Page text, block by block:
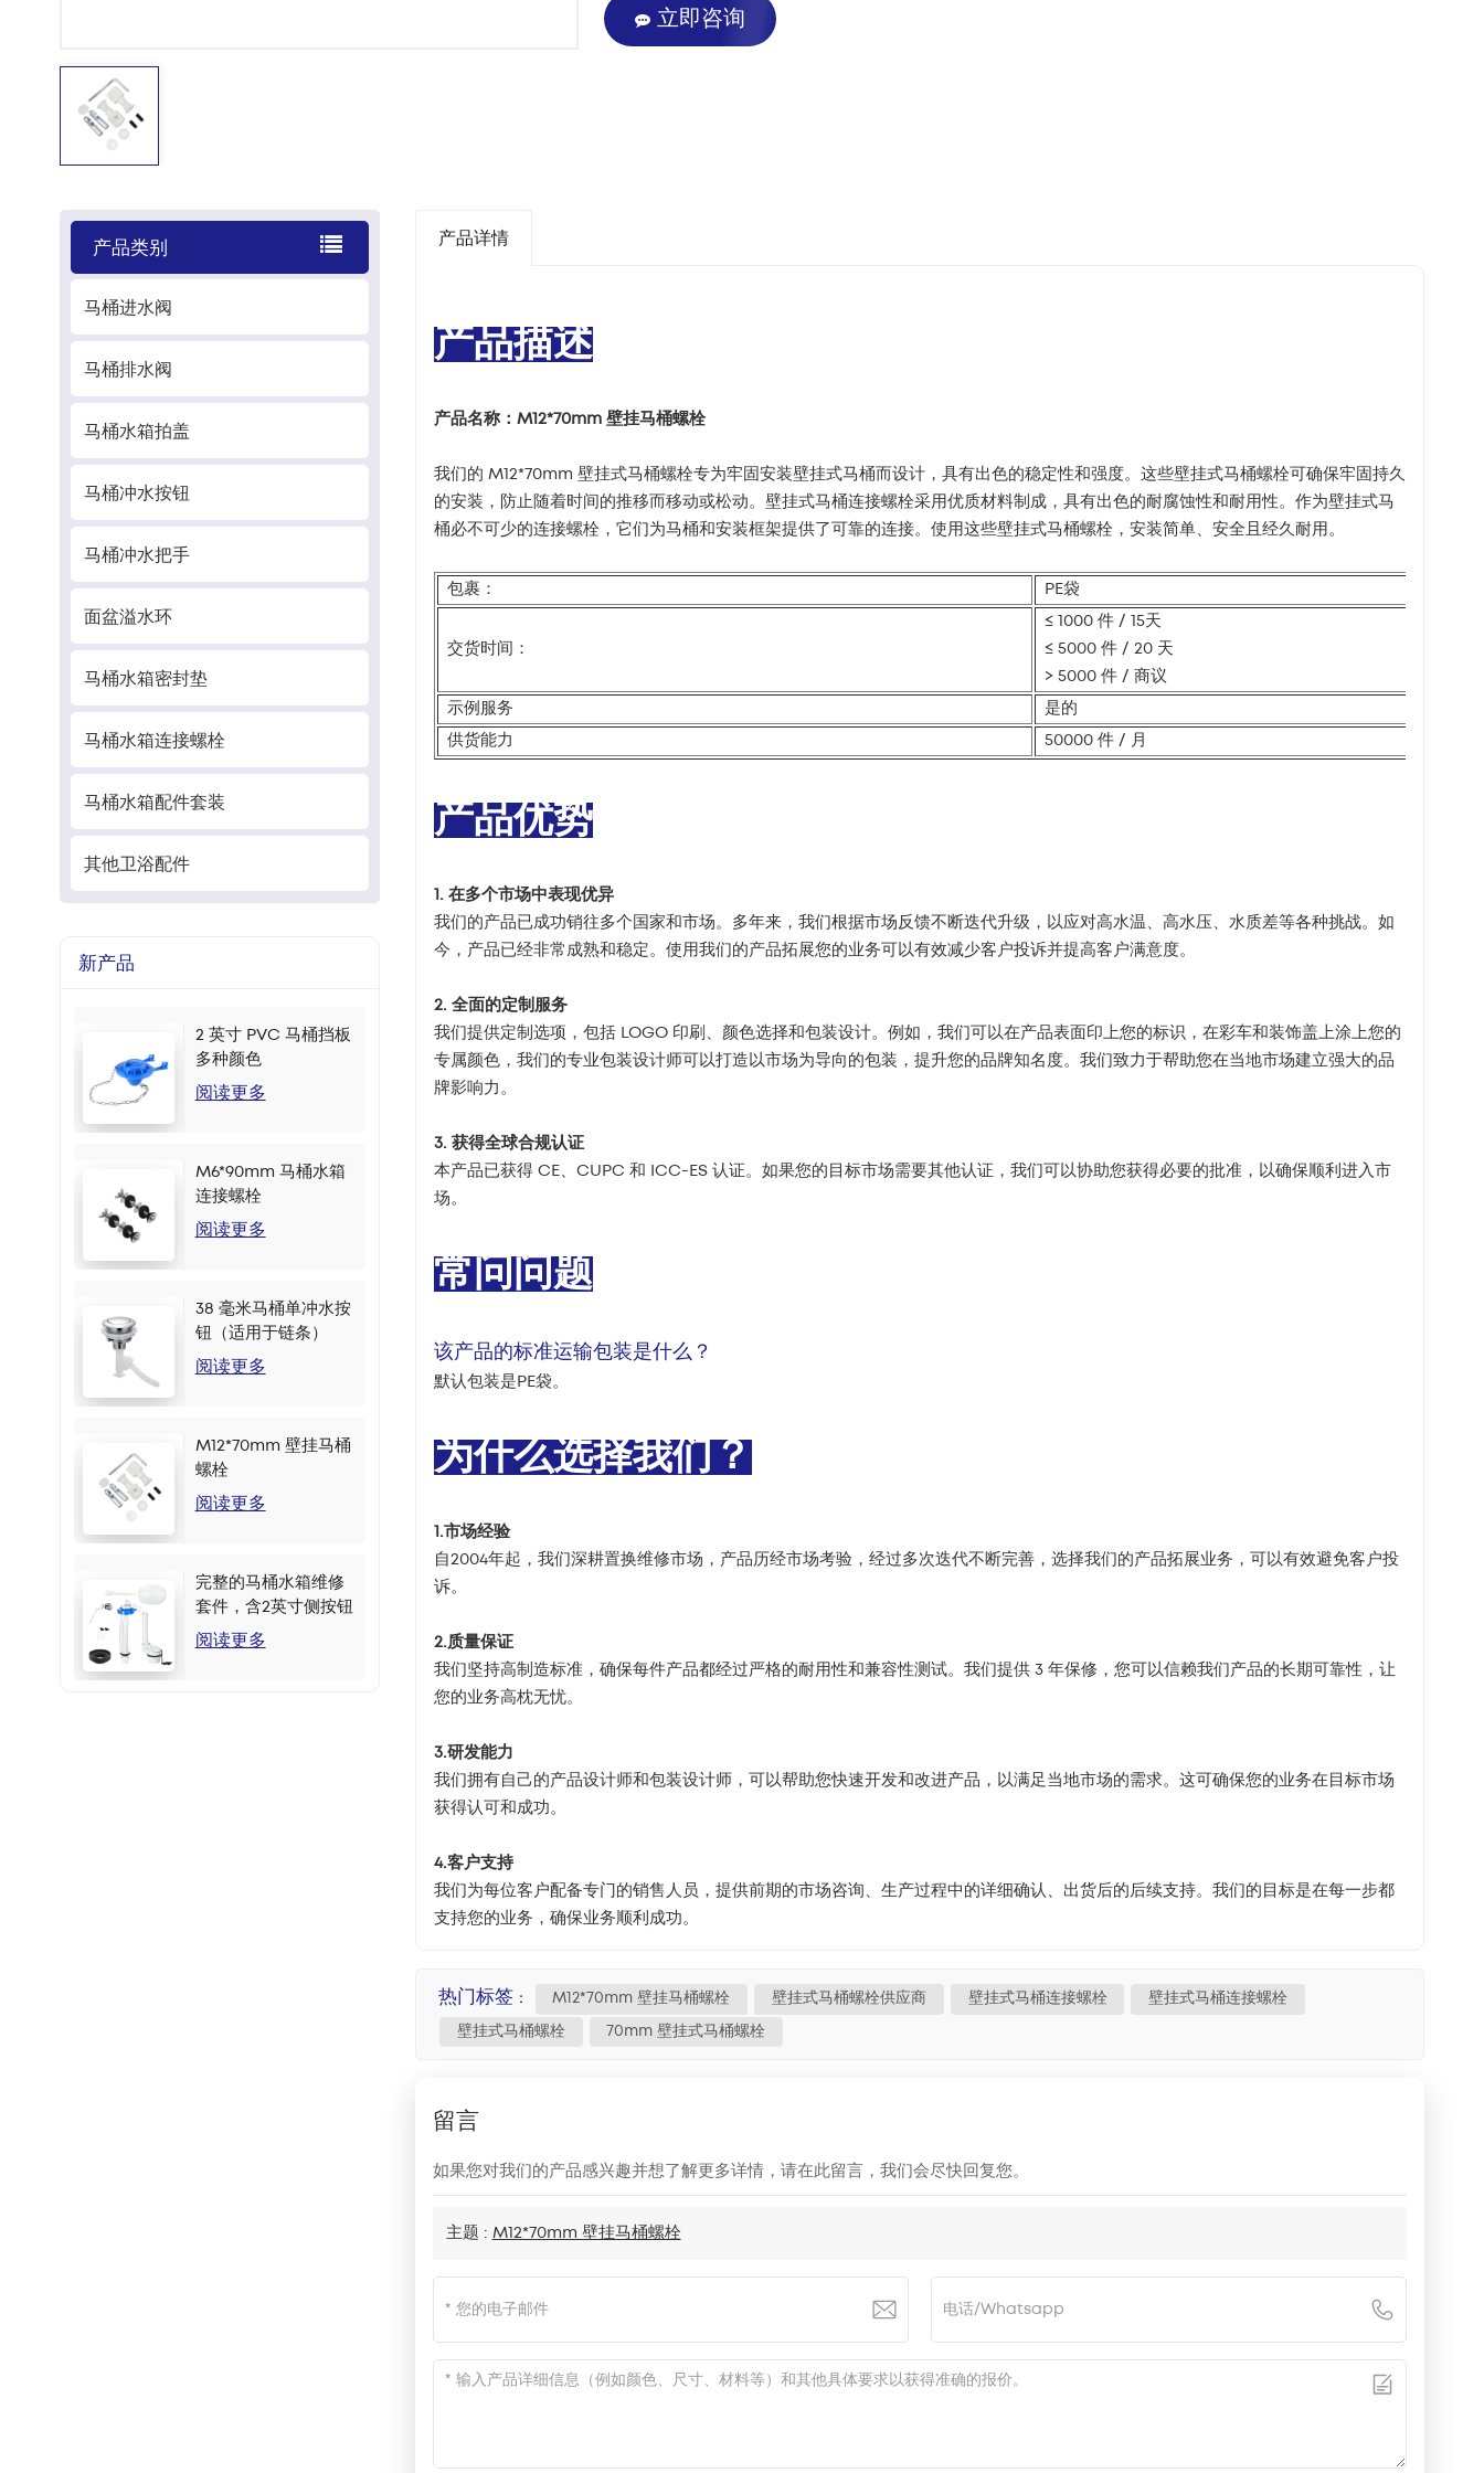
立即咨询
产品类别
马桶进水阀
马桶排水阀
马桶水箱拍盖
马桶冲水按钮
马桶冲水把手
面盆溢水环
马桶水箱密封垫
马桶水箱连接螺栓
马桶水箱配件套装
其他卫浴配件
新产品
2 英寸 PVC 马桶挡板
多种颜色
阅读更多
M6*90mm 马桶水箱
连接螺栓
阅读更多
38 毫米马桶单冲水按
钮（适用于链条）
阅读更多
M12*70mm 壁挂马桶
螺栓
阅读更多
完整的马桶水箱维修
套件，含2英寸侧按钮
阅读更多
产品详情
产品描述
产品名称： M12*70mm 壁挂马桶螺栓
我们的 M12*70mm 壁挂式马桶螺栓专为牢固安装壁挂式马桶而设计，具有出色的稳定性和强度。这些壁挂式马桶螺栓可确保牢固持久
的安装，防止随着时间的推移而移动或松动。壁挂式马桶连接螺栓采用优质材料制成，具有出色的耐腐蚀性和耐用性。作为壁挂式马
桶必不可少的连接螺栓，它们为马桶和安装框架提供了可靠的连接。使用这些壁挂式马桶螺栓，安装简单、安全且经久耐用。
包裹： PE袋
交货时间：
≤ 1000 件 / 15天
≤ 5000 件 / 20 天
> 5000 件 / 商议
示例服务 是的
供货能力 50000 件 / 月
产品优势
1. 在多个市场中表现优异
我们的产品已成功销往多个国家和市场。多年来，我们根据市场反馈不断迭代升级，以应对高水温、高水压、水质差等各种挑战。如
今，产品已经非常成熟和稳定。使用我们的产品拓展您的业务可以有效减少客户投诉并提高客户满意度。
2. 全面的定制服务
我们提供定制选项，包括 LOGO 印刷、颜色选择和包装设计。例如，我们可以在产品表面印上您的标识，在彩车和装饰盖上涂上您的
专属颜色，我们的专业包装设计师可以打造以市场为导向的包装，提升您的品牌知名度。我们致力于帮助您在当地市场建立强大的品
牌影响力。
3. 获得全球合规认证
本产品已获得 CE、CUPC 和 ICC-ES 认证。如果您的目标市场需要其他认证，我们可以协助您获得必要的批准，以确保顺利进入市
场。
常问问题
该产品的标准运输包装是什么？
默认包装是PE袋。
为什么选择我们？
1.市场经验
自2004年起，我们深耕置换维修市场，产品历经市场考验，经过多次迭代不断完善，选择我们的产品拓展业务，可以有效避免客户投
诉。
2.质量保证
我们坚持高制造标准，确保每件产品都经过严格的耐用性和兼容性测试。我们提供 3 年保修，您可以信赖我们产品的长期可靠性，让
您的业务高枕无忧。
3.研发能力
我们拥有自己的产品设计师和包装设计师，可以帮助您快速开发和改进产品，以满足当地市场的需求。这可确保您的业务在目标市场
获得认可和成功。
4.客户支持
我们为每位客户配备专门的销售人员，提供前期的市场咨询、生产过程中的详细确认、出货后的后续支持。我们的目标是在每一步都
支持您的业务，确保业务顺利成功。
热门标签 : M12*70mm 壁挂马桶螺栓 壁挂式马桶螺栓供应商 壁挂式马桶连接螺栓 壁挂式马桶连接螺栓
壁挂式马桶螺栓 70mm 壁挂式马桶螺栓
留言
如果您对我们的产品感兴趣并想了解更多详情，请在此留言，我们会尽快回复您。
主题 : M12*70mm 壁挂马桶螺栓